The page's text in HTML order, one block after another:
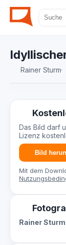
Rainer Sturm·
Das Bild darf
Lizenz
Bild
Mit dem
Rainer Sturm